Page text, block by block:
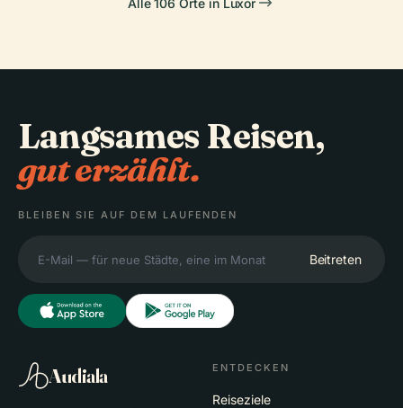
Langsames Reisen,
gut erzählt.
BLEIBEN SIE AUF DEM LAUFENDEN
Beitreten
Audiala ENTDECKEN
Reiseziele